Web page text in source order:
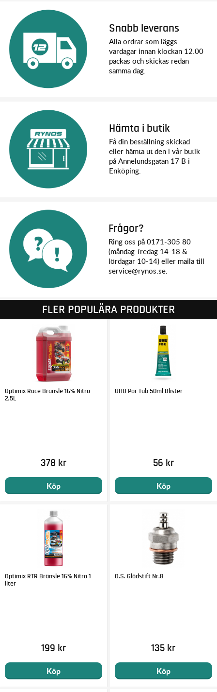
Snabb leverans
Alla ordrar som läggs
vardagar innan klockan 12.00
packas och skickas redan
samma dag.
Hämta i butik
Få din beställning skickad
eller hämta ut den i vår butik
på Annelundsgatan 17 B i
Enköping.
Frågor?
Ring oss på 0171-305 80
(måndag-fredag 14-18 &
lördagar 10-14) eller maila till
service@rynos.se.
FLER POPULÄRA PRODUKTER
Optimix Race Bränsle 16% Nitro
2,5L
378 kr
Köp
UHU Por Tub 50ml Blister
56 kr
Köp
Optimix RTR Bränsle 16% Nitro 1
liter
199 kr
Köp
O.S. Glödstift Nr.8
135 kr
Köp